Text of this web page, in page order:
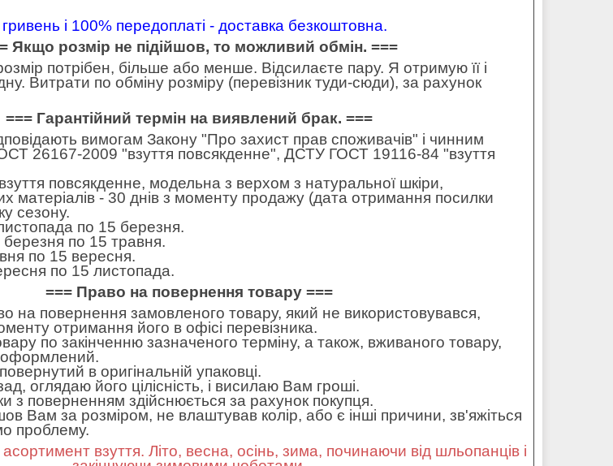
і 100% передоплаті - доставка безкоштовна.
Якщо розмір не підійшов, то можливий обмін. ===
потрібен, більше або менше. Відсилаєте пару. Я отримую її і
Витрати по обміну розміру (перевізник туди-сюди), за рахунок
=== Гарантійний термін на виявлений брак. ===
вимогам Закону "Про захист прав споживачів" і чинним
26167-2009 "взуття повсякденне", ДСТУ ГОСТ 19116-84 "взуття
повсякденне, модельна з верхом з натуральної шкіри,
матеріалів - 30 днів з моменту продажу (дата отримання посилки
сезону.
по 15 березня.
по 15 травня.
по 15 вересня.
по 15 листопада.
=== Право на повернення товару ===
на повернення замовленого товару, який не використовувався,
отримання його в офісі перевізника.
по закінченню зазначеного терміну, а також, вживаного товару,
оформлений.
в оригінальній упаковці.
оглядаю його цілісність, і висилаю Вам гроші.
з поверненням здійснюється за рахунок покупця.
Вам за розміром, не влаштував колір, або є інші причини, зв'яжіться
проблему.
взуття. Літо, весна, осінь, зима, починаючи від шльопанців і